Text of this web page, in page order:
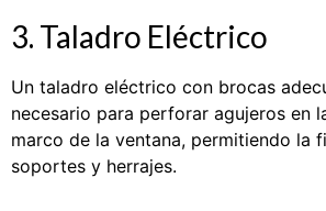
3. Taladro Eléctrico
Un taladro eléctrico con brocas
necesario para perforar agujeros en
marco de la ventana, permitiendo la
soportes y herrajes.